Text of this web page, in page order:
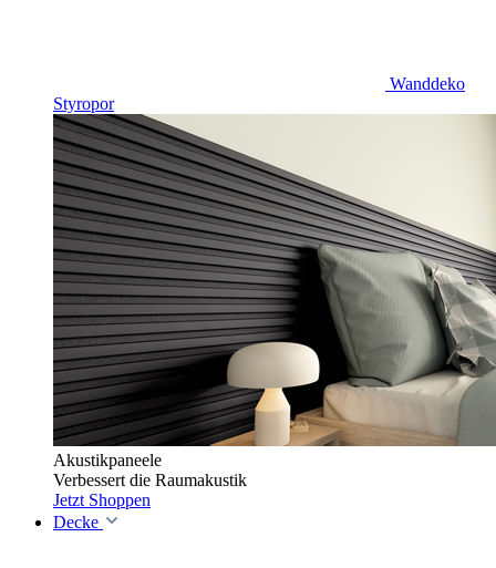
Wanddeko
Styropor
Akustikpaneele
Verbessert die Raumakustik
Jetzt Shoppen
Decke